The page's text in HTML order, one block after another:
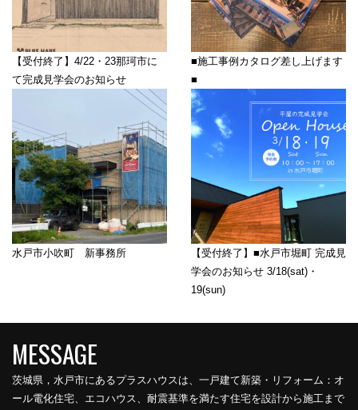
【受付終了】4/22・23那珂市に
て完成見学会のお知らせ
■施工事例カタログ差し上げます
■
水戸市小吹町 新事務所
【受付終了】■水戸市堀町 完成見
学会のお知らせ 3/18(sat)・
19(sun)
茨城県，水戸市にあるプラスハウスは、一戸建て新築・リフォーム：オ
ール電化住宅、エコハウス、耐震基準を満たす住宅を設計から施工まで